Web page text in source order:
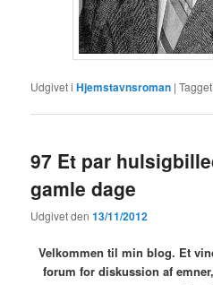
Udgivet i Hjemstavnsroman |Tagget
97 Et par
gamle dage
Udgivet den13/11/2012
Velkommen til min blog. Et
forum for diskussion af